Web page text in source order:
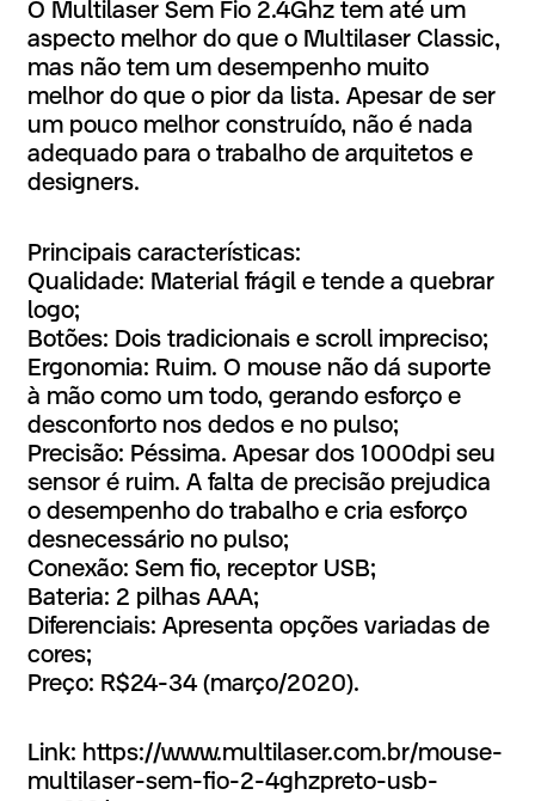
O Multilaser Sem Fio 2.4Ghz tem até um
aspecto melhor do que o Multilaser Classic,
mas não tem um desempenho muito
melhor do que o pior da lista. Apesar de ser
um pouco melhor construído, não é nada
adequado para o trabalho de arquitetos e
designers.
Principais características:
Qualidade: Material frágil e tende a quebrar
logo;
Botões: Dois tradicionais e scroll impreciso;
Ergonomia: Ruim. O mouse não dá suporte
à mão como um todo, gerando esforço e
desconforto nos dedos e no pulso;
Precisão: Péssima. Apesar dos 1000dpi seu
sensor é ruim. A falta de precisão prejudica
o desempenho do trabalho e cria esforço
desnecessário no pulso;
Conexão: Sem fio, receptor USB;
Bateria: 2 pilhas AAA;
Diferenciais: Apresenta opções variadas de
cores;
Preço: R$24-34 (março/2020).
Link: https://www.multilaser.com.br/mouse-
multilaser-sem-fio-2-4ghzpreto-usb-